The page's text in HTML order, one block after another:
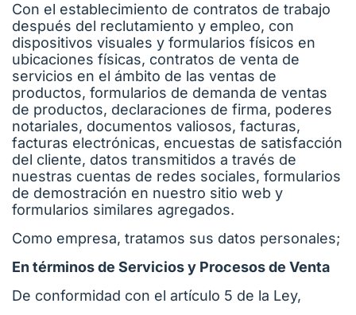
Con el establecimiento de contratos de trabajo
después del reclutamiento y empleo, con
dispositivos visuales y formularios físicos en
ubicaciones físicas, contratos de venta de
servicios en el ámbito de las ventas de
productos, formularios de demanda de ventas
de productos, declaraciones de firma, poderes
notariales, documentos valiosos, facturas,
facturas electrónicas, encuestas de satisfacción
del cliente, datos transmitidos a través de
nuestras cuentas de redes sociales, formularios
de demostración en nuestro sitio web y
formularios similares agregados.
Como empresa, tratamos sus datos personales;
En términos de Servicios y Procesos de Venta
De conformidad con el artículo 5 de la Ley,